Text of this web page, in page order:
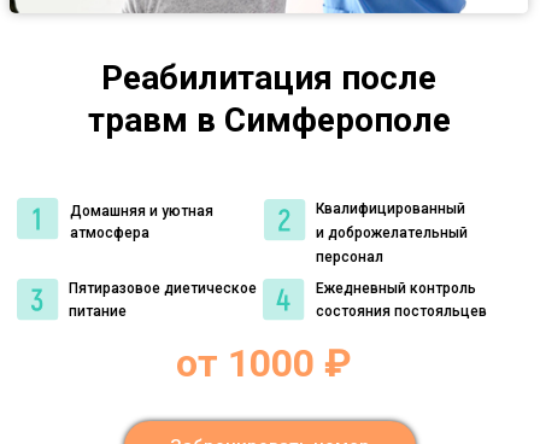
Реабилитация после
травм в Симферополе
Домашняя и уютная
атмосфера
Ежедневный контроль
состояния постояльцев
Квалифицированный
и доброжелательный
персонал
Пятиразовое диетическое
питание
от 1000 ₽